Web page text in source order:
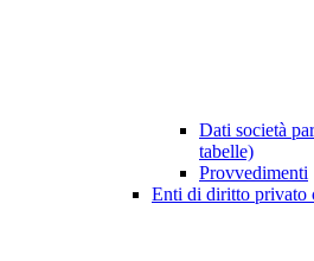
Dati società
tabelle)
Provvedimenti
Enti di diritto privato